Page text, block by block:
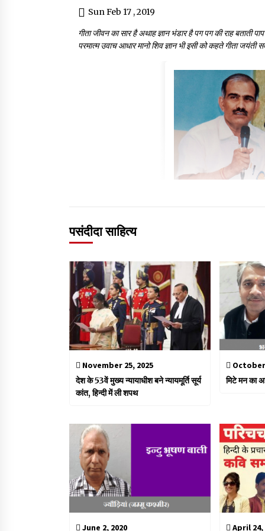
Sun Feb 17 , 2019
गीता जीवन का सार है अथाह ज्ञान भंडार है पग पग की राह बताती
परमात्म उवाच आधार मानो शिव ज्ञान भी इसी को कहते गीता जयंती
पसंदीदा साहित्य
November 25, 2025
देश के 53वें मुख्य न्यायाधीश बने न्यायमूर्ति सूर्य
कांत, हिन्दी में ली शपथ
October
मिटे मन का
June 2, 2020 April 24,